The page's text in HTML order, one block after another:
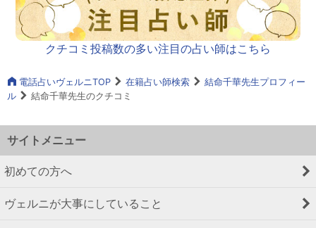
クチコミ投稿数の多い注目の占い師はこちら
電話占いヴェルニTOP 在籍占い師検索
結命千華先生プロフィー
ル
結命千華先生のクチコミ
サイトメニュー
初めての方へ
ヴェルニが大事にしていること